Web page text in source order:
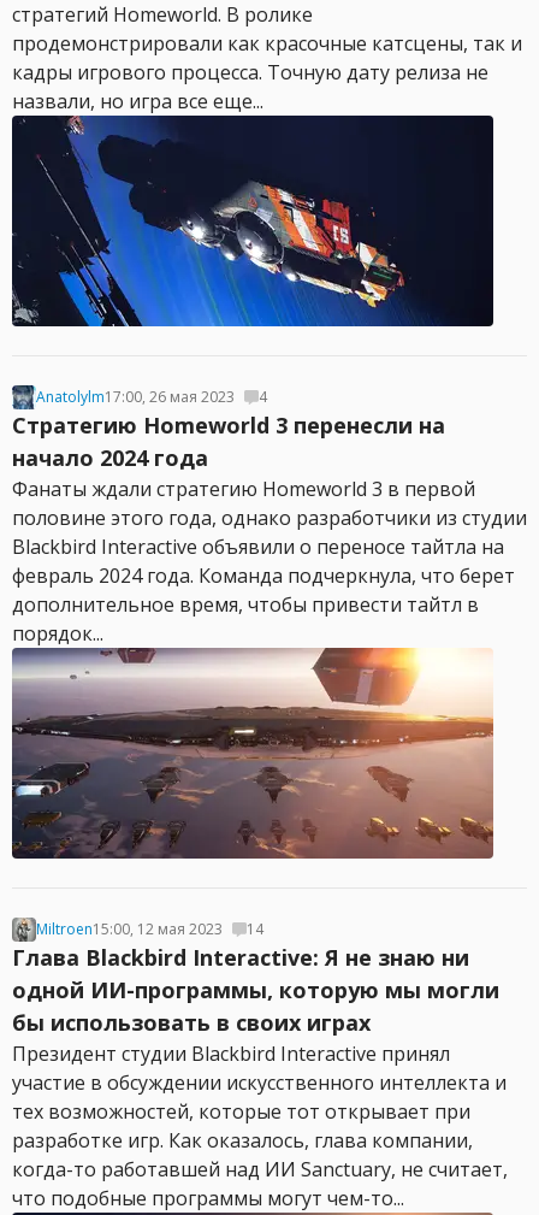
стратегий Homeworld. В ролике
продемонстрировали как красочные катсцены, так и
кадры игрового процесса. Точную дату релиза не
назвали, но игра все еще...
Anatolylm17:00, 26 мая 2023 4
Стратегию Homeworld 3 перенесли на
начало 2024 года
Фанаты ждали стратегию Homeworld 3 в первой
половине этого года, однако разработчики из студии
Blackbird Interactive объявили о переносе тайтла на
февраль 2024 года. Команда подчеркнула, что берет
дополнительное время, чтобы привести тайтл в
порядок...
Miltroen15:00, 12 мая 2023 14
Глава Blackbird Interactive: Я не знаю ни
одной ИИ-программы, которую мы могли
бы использовать в своих играх
Президент студии Blackbird Interactive принял
участие в обсуждении искусственного интеллекта и
тех возможностей, которые тот открывает при
разработке игр. Как оказалось, глава компании,
когда-то работавшей над ИИ Sanctuary, не считает,
что подобные программы могут чем-то...